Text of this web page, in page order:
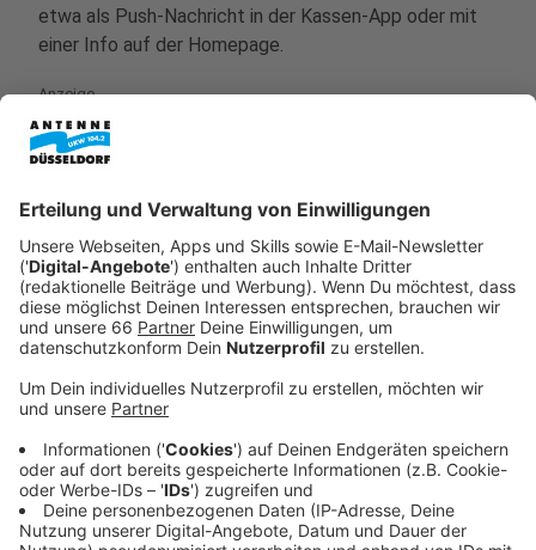
etwa als Push-Nachricht in der Kassen-App oder mit
einer Info auf der Homepage.
Anzeige
In einer Studie haben viele Menschen der
elektronischen Patientenakte positiv
gegenübergestanden.
Anzeige
Mehr Einblicke für Versicherte
Anzeige
Für Patientinnen und Patienten bringt die E-Aktemehr